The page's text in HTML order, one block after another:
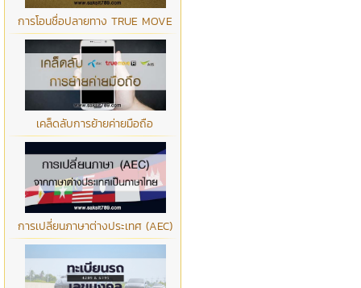
การโอนชื่อปลายทาง TRUE MOVE
เคล็ดลับการย้ายค่ายมือถือ
การเปลี่ยนภาษาต่างประเทศ (AEC)